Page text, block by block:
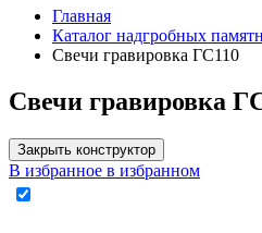
Главная
Каталог надгробных
Свечи гравировка ГС110
Свечи гравировка
Закрыть конструктор
В избранное в избранном